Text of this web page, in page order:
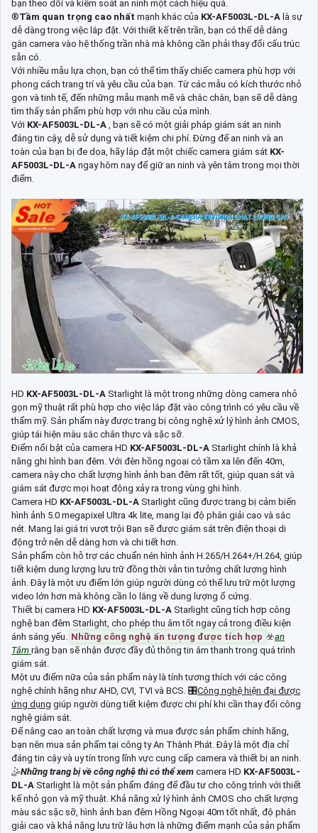
bạn theo dõi và kiểm soát an ninh một cách hiệu quả.
®️Tầm quan trọng cao nhất mạnh khác của KX-AF5003L-DL-A là sự
dễ dàng trong việc lắp đặt. Với thiết kế trên trần, bạn có thể dễ dàng
gắn camera vào hệ thống trần nhà mà không cần phải thay đổi cấu trúc
sẵn có.
Với nhiều mẫu lựa chọn, bạn có thể tìm thấy chiếc camera phù hợp với
phong cách trang trí và yêu cầu của bạn. Từ các mẫu có kích thước nhỏ
gọn và tinh tế, đến những mẫu mạnh mẽ và chắc chắn, bạn sẽ dễ dàng
tìm thấy sản phẩm phù hợp với nhu cầu của mình.
Với KX-AF5003L-DL-A , bạn sẽ có một giải pháp giám sát an ninh
đáng tin cậy, dễ sử dụng và tiết kiệm chi phí. Đừng để an ninh và an
toàn của bạn bị đe dọa, hãy lắp đặt một chiếc camera giám sát KX-
AF5003L-DL-A ngay hôm nay để giữ an ninh và yên tâm trong mọi thời
điểm.
HD KX-AF5003L-DL-A Starlight là một trong những dòng camera nhỏ
gọn mỹ thuật rất phù hợp cho việc lắp đặt vào công trình có yêu cầu về
thẩm mỹ. Sản phẩm này được trang bị công nghệ xử lý hình ảnh CMOS,
giúp tái hiện màu sắc chân thực và sặc sỡ.
Điểm nổi bật của camera HD KX-AF5003L-DL-A Starlight chính là khả
năng ghi hình ban đêm. Với đèn hồng ngoại có tầm xa lên đến 40m,
camera này cho chất lượng hình ảnh ban đêm rất tốt, giúp quan sát và
giám sát được mọi hoạt động xảy ra trong vùng ghi hình.
Camera HD KX-AF5003L-DL-A Starlight cũng được trang bị cảm biến
hình ảnh 5.0 megapixel Ultra 4k lite, mang lại độ phân giải cao và sắc
nét. Mang lại giá trị vượt trội Bạn sẽ được giám sát trên điện thoại di
động trở nên dễ dàng hơn và chi tiết hơn.
Sản phẩm còn hỗ trợ các chuẩn nén hình ảnh H.265/H.264+/H.264, giúp
tiết kiệm dung lượng lưu trữ đồng thời vẫn tin tưởng chất lượng hình
ảnh. Đây là một ưu điểm lớn giúp người dùng có thể lưu trữ một lượng
video lớn hơn mà không cần lo lắng về dung lượng ổ cứng.
Thiết bị camera HD KX-AF5003L-DL-A Starlight cũng tích hợp công
nghệ ban đêm Starlight, cho phép thu âm tốt ngay cả trong điều kiện
ánh sáng yếu. Những công nghệ ấn tượng được tích hợp ☣️an
Tâm rằng bạn sẽ nhận được đầy đủ thông tin âm thanh trong quá trình
giám sát.
Một ưu điểm nữa của sản phẩm này là tính tương thích với các công
nghệ chính hãng như AHD, CVI, TVI và BCS. 🎛Công nghệ hiện đại được
ứng dụng giúp người dùng tiết kiệm được chi phí khi cần thay đổi công
nghệ giám sát.
Để nâng cao an toàn chất lượng và mua được sản phẩm chính hãng,
bạn nên mua sản phẩm tại công ty An Thành Phát. Đây là một địa chỉ
đáng tin cậy và uy tín trong lĩnh vực cung cấp camera và thiết bị an ninh.
🤹Những trang bị về công nghệ thì có thể xem camera HD KX-AF5003L-
DL-A Starlight là một sản phẩm đáng để đầu tư cho công trình với thiết
kế nhỏ gọn và mỹ thuật. Khả năng xử lý hình ảnh CMOS cho chất lượng
màu sắc sặc sỡ, hình ảnh ban đêm Hồng Ngoại 40m tốt nhất, độ phân
giải cao và khả năng lưu trữ lâu hơn là những điểm mạnh của sản phẩm